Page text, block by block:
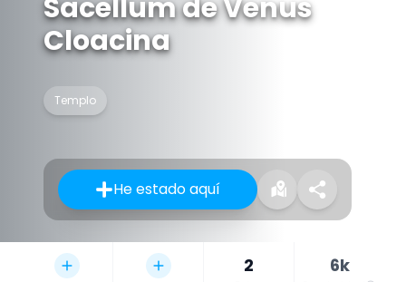
Sacellum de Venus
Cloacina
Templo
He estado aquí
2 6k